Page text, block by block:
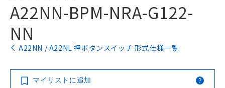
A22NN-BPM-NRA-G122-
NN
A22NN / A22NL 押ボタンスイッチ 形式仕様一覧
マイリストに追加